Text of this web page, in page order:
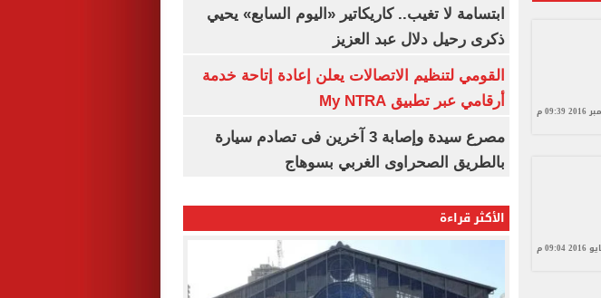
ابتسامة لا تغيب.. كاريكاتير «اليوم السابع» يحيي
ذكرى رحيل دلال عبد العزيز
القومي لتنظيم الاتصالات يعلن إعادة إتاحة خدمة
أرقامي عبر تطبيق My NTRA
مصرع سيدة وإصابة 3 آخرين فى تصادم سيارة
بالطريق الصحراوى الغربي بسوهاج
الأكثر قراءة